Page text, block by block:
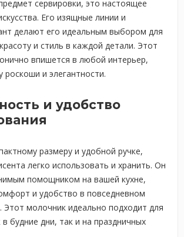
сервировки, это настоящее
Его изящные линии и
делают его идеальным выбором для
и стиль в каждой детали. Этот
впишется в любой интерьер,
роскоши и элегантности.
и удобство
размеру и удобной ручке,
легко использовать и хранить. Он
помощником на вашей кухне,
и удобство в повседневном
Этот молочник идеально подходит для
в будние дни, так и на праздничных